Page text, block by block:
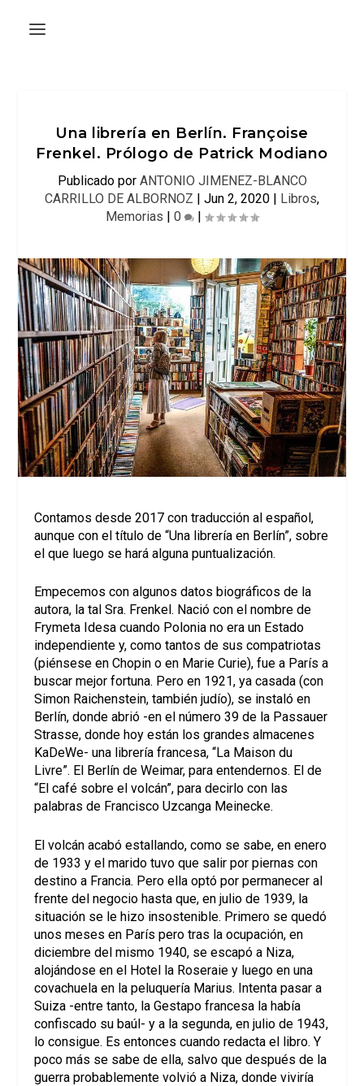
Una librería en Berlín. Françoise
Frenkel. Prólogo de Patrick Modiano
Publicado por ANTONIO JIMENEZ-BLANCO
CARRILLO DE ALBORNOZ | Jun 2, 2020 | Libros,
Memorias | 0 |
Contamos desde 2017 con traducción al español,
aunque con el título de “Una librería en Berlín”, sobre
el que luego se hará alguna puntualización.
Empecemos con algunos datos biográficos de la
autora, la tal Sra. Frenkel. Nació con el nombre de
Frymeta Idesa cuando Polonia no era un Estado
independiente y, como tantos de sus compatriotas
(piénsese en Chopin o en Marie Curie), fue a París a
buscar mejor fortuna. Pero en 1921, ya casada (con
Simon Raichenstein, también judío), se instaló en
Berlín, donde abrió -en el número 39 de la Passauer
Strasse, donde hoy están los grandes almacenes
KaDeWe- una librería francesa, “La Maison du
Livre”. El Berlín de Weimar, para entendernos. El de
“El café sobre el volcán”, para decirlo con las
palabras de Francisco Uzcanga Meinecke.
El volcán acabó estallando, como se sabe, en enero
de 1933 y el marido tuvo que salir por piernas con
destino a Francia. Pero ella optó por permanecer al
frente del negocio hasta que, en julio de 1939, la
situación se le hizo insostenible. Primero se quedó
unos meses en París pero tras la ocupación, en
diciembre del mismo 1940, se escapó a Niza,
alojándose en el Hotel la Roseraie y luego en una
covachuela en la peluquería Marius. Intenta pasar a
Suiza -entre tanto, la Gestapo francesa la había
confiscado su baúl- y a la segunda, en julio de 1943,
lo consigue. Es entonces cuando redacta el libro. Y
poco más se sabe de ella, salvo que después de la
guerra probablemente volvió a Niza, donde viviría